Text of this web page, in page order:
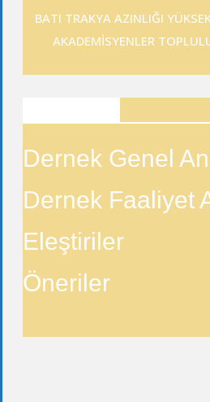
BATI TRAKYA AZINLIĞI
AKADEMİSYENLER
Dernek Genel
Dernek Faaliyet
Eleştiriler
Öneriler